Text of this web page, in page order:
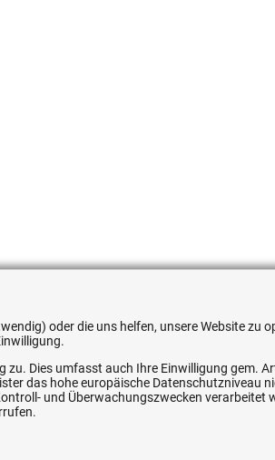
oder die uns helfen, unsere Website zu
Dies umfasst auch Ihre Einwilligung gem.
das hohe europäische Datenschutzniveau
und Überwachungszwecken verarbeitet